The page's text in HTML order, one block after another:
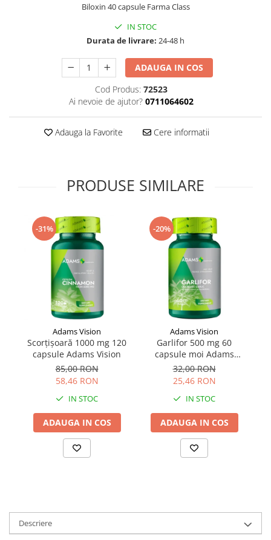
Probiotice si prebiotice
Slabire si control greutate
Supliment Complexe
Supliment Magneziu
Supliment Vitamina B
Supliment Vitamina C
Supliment Vitamina D3
Supliment Vitamina E
Supliment Zinc
Tincturi si Gemoderivate
Tuse gat si respiratie
Vitamine si minerale
Balsam masca si tratament
Produse cu SPF Pentru Fata
Repelenti insecte
Biloxin 40 capsule Farma Class
IN STOC
Durata de livrare: 24-48 h
ADAUGA IN COS
Cod Produs: 72523
Ai nevoie de ajutor? 0711064602
Adauga la Favorite Cere informatii
PRODUSE SIMILARE
-31%
Adams Vision
Scorțișoară 1000 mg 120
capsule Adams Vision
85,00 RON
58,46 RON
IN STOC
ADAUGA IN COS
-20%
Adams Vision
Garlifor 500 mg 60
capsule moi Adams
Vision
32,00 RON
25,46 RON
IN STOC
ADAUGA IN COS
Descriere